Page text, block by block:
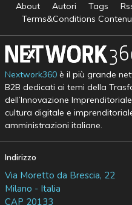
About Autori Tags
Terms&Conditions
Nextwork360è il più grande
B2B dedicati ai temi della
dell’Innovazione
cultura digitale e
amministrazioni italiane.
Indirizzo
Via Moretto da Brescia, 22
Milano - Italia
CAP 20133